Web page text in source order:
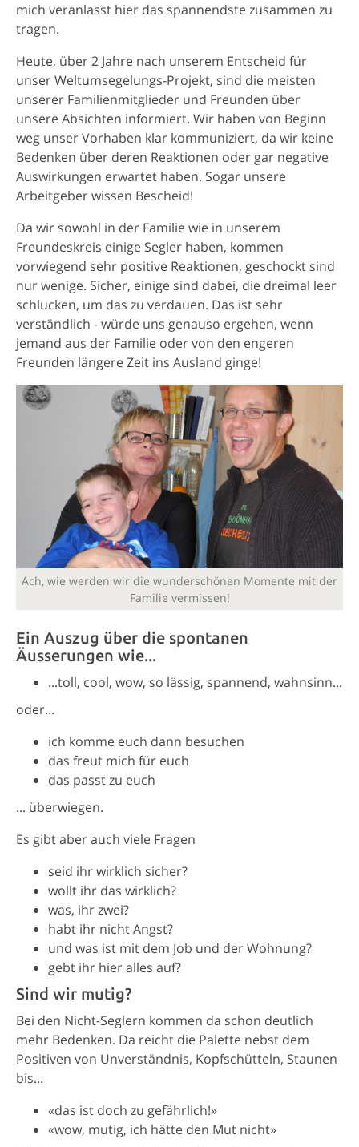
mich veranlasst hier das spannendste zusammen zu
tragen.
Heute, über 2 Jahre nach unserem Entscheid für
unser Weltumsegelungs-Projekt, sind die meisten
unserer Familienmitglieder und Freunden über
unsere Absichten informiert. Wir haben von Beginn
weg unser Vorhaben klar kommuniziert, da wir keine
Bedenken über deren Reaktionen oder gar negative
Auswirkungen erwartet haben. Sogar unsere
Arbeitgeber wissen Bescheid!
Da wir sowohl in der Familie wie in unserem
Freundeskreis einige Segler haben, kommen
vorwiegend sehr positive Reaktionen, geschockt sind
nur wenige. Sicher, einige sind dabei, die dreimal leer
schlucken, um das zu verdauen. Das ist sehr
verständlich - würde uns genauso ergehen, wenn
jemand aus der Familie oder von den engeren
Freunden längere Zeit ins Ausland ginge!
Ach, wie werden wir die wunderschönen Momente mit der
Familie vermissen!
Ein Auszug über die spontanen
Äusserungen wie...
...toll, cool, wow, so lässig, spannend, wahnsinn...
oder...
ich komme euch dann besuchen
das freut mich für euch
das passt zu euch
... überwiegen.
Es gibt aber auch viele Fragen
seid ihr wirklich sicher?
wollt ihr das wirklich?
was, ihr zwei?
habt ihr nicht Angst?
und was ist mit dem Job und der Wohnung?
gebt ihr hier alles auf?
Sind wir mutig?
Bei den Nicht-Seglern kommen da schon deutlich
mehr Bedenken. Da reicht die Palette nebst dem
Positiven von Unverständnis, Kopfschütteln, Staunen
bis...
«das ist doch zu gefährlich!»
«wow, mutig, ich hätte den Mut nicht»